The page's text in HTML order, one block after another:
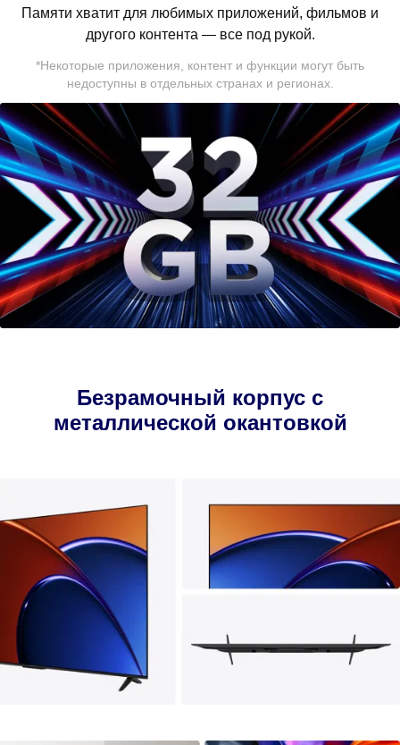
Памяти хватит для любимых приложений, фильмов и
другого контента — все под рукой.
*Некоторые приложения, контент и функции могут быть
недоступны в отдельных странах и регионах.
Безрамочный корпус с
металлической окантовкой